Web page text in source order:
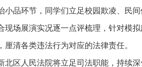
小品环节，同学们立足校园欺凌、民
现场展演实况逐一点评梳理，针对模
厘清各类违法行为对应的法律责任。
北区人民法院将立足司法职能，持续